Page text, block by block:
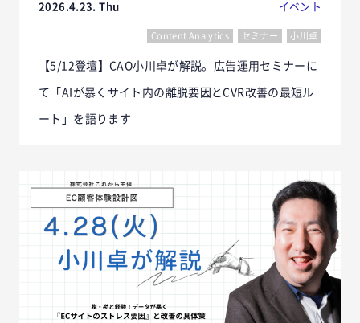
2026.4.23. Thu イベント
Content Analytics セミナー 小川卓
【5/12登壇】CAO小川卓が解説。広告運用セミナーに
て「AIが暴くサイト内の離脱要因とCVR改善の最短ル
ート」を語ります